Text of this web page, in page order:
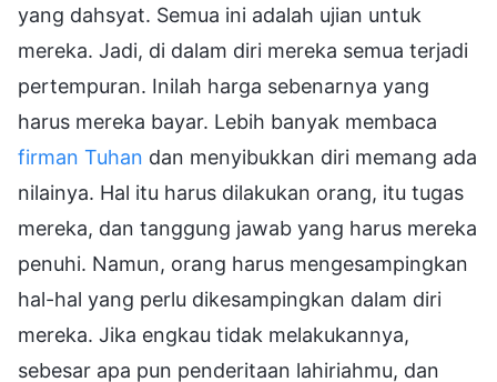
yang dahsyat. Semua ini adalah ujian untuk
mereka. Jadi, di dalam diri mereka semua terjadi
pertempuran. Inilah harga sebenarnya yang
harus mereka bayar. Lebih banyak membaca
firman Tuhan dan menyibukkan diri memang ada
nilainya. Hal itu harus dilakukan orang, itu tugas
mereka, dan tanggung jawab yang harus mereka
penuhi. Namun, orang harus mengesampingkan
hal-hal yang perlu dikesampingkan dalam diri
mereka. Jika engkau tidak melakukannya,
sebesar apa pun penderitaan lahiriahmu, dan